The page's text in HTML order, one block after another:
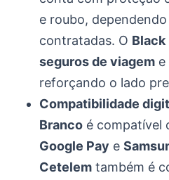
e roubo,
contratadas. O Black
seguros de viagem e
reforçando o lado
Compatibilidade
Branco é compatível
Google Pay e
Cetelem também é